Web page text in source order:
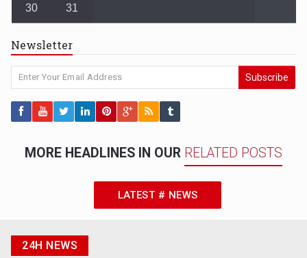
30 31
Newsletter
Subscribe
MORE HEADLINES IN OUR RELATED POSTS
LATEST # NEWS
24H NEWS